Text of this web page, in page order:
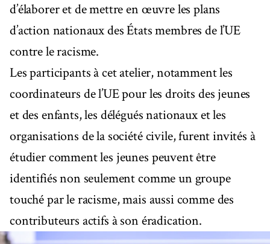
d’élaborer et de mettre en œuvre les plans
d’action nationaux des États membres de l’UE
contre le racisme.
Les participants à cet atelier, notamment les
coordinateurs de l’UE pour les droits des jeunes
et des enfants, les délégués nationaux et les
organisations de la société civile, furent invités à
étudier comment les jeunes peuvent être
identifiés non seulement comme un groupe
touché par le racisme, mais aussi comme des
contributeurs actifs à son éradication.